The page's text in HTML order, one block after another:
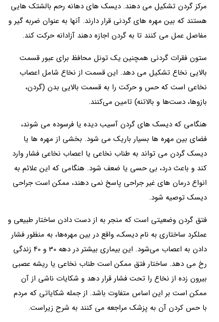
مرکز گردن تشکیل می دهند. دیسک های دهانه رحم بالشتک هایی
هستند که بین مهره های گردنی قرار دارند. آنها به عنوان ضربه گیر و
مفاصل عمل می کنند تا به گردن اجازه دهند آزادانه حرکت کند.
ستون فقرات گردنی همچنین یک تونل محافظ برای عبور قسمت
بالایی نخاع تشکیل می دهد. این قسمت از نخاع شامل اعصاب
نخاعی است که حس و حرکت را به قسمت بالایی بدن (گردن،
بازوها، دست‌ها و بالاتنه) تامین می‌کنند.
هنگامی که دیسک های گردن آسیب دیده یا فرسوده می شوند،
فضای بین مهره ها بسیار باریک می شود. بخشی از مهره ها یا
دیسک گردن می تواند به طناب نخاعی یا اعصاب نخاعی فشار وارد
کند و باعث درد، بی حسی یا ضعف شود. هنگامی که این علائم به
انواع درمان های غیر جراحی پاسخ نمی دهند، ممکن است جراحی
دیسک توصیه شود.
فتق گردن وضعیتی است که منجر به از دست دادن ساختار طبیعی و
عملکرد ساختاری به نام دیسک، واقع در بین مهره‌ها، به منظور فشار
دادن به اعصاب می‌شود. این بیماری بیشتر در دهه 30 و 40 زندگی
رخ می دهد. ساختار فتق ممکن است طناب نخاعی یا ریشه عصبی
بیرون زده از نخاع را تحت فشار قرار دهد و شکایات ناشی از آن
ممکن است بر این اساس متفاوت باشد. از جمله شکایاتی که مردم
با حس کردن آن به پزشک مراجعه می کنند به شرح زیراست.